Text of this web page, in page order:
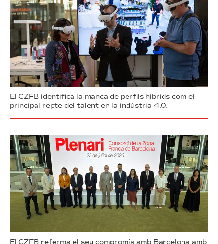
El CZFB identifica la manca de perfils híbrids com el
principal repte del talent en la indústria 4.0.
El CZFB referma el seu compromís amb Barcelona amb